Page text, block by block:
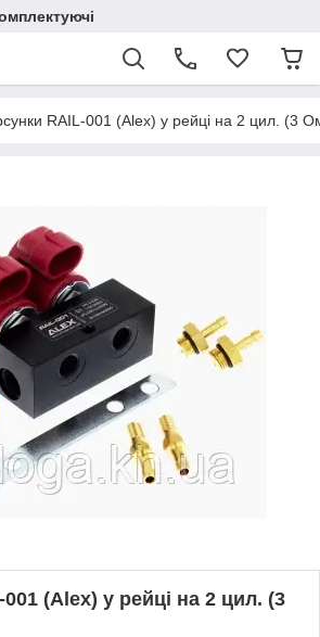
RAIL-001 (Alex) у рейці на 2 цил. (3
(Alex) у рейці на 2 цил. (3